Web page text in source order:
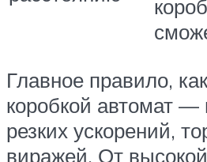
Главное правило,
коробкой автомат —
резких ускорений,
виражей. От высокой